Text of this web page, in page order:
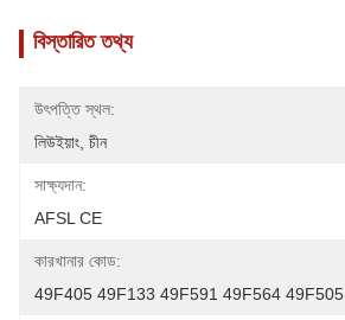
বিস্তারিত তথ্য
উৎপত্তি স্থল:
লিউইয়াং, চীন
সাক্ষ্যদান:
AFSL CE
কারখানার কোড:
49F405 49F133 49F591 49F564 49F505